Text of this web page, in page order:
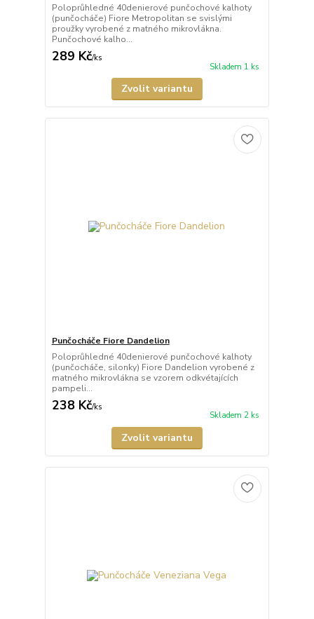
Poloprůhledné 40denierové punčochové kalhoty
(punčocháče) Fiore Metropolitan se svislými
proužky vyrobené z matného mikrovlákna.
Punčochové kalho...
289 Kč/ks
Skladem 1 ks
Zvolit variantu
Punčocháče Fiore Dandelion
Poloprůhledné 40denierové punčochové kalhoty
(punčocháče, silonky) Fiore Dandelion vyrobené z
matného mikrovlákna se vzorem odkvétajících
pampeli...
238 Kč/ks
Skladem 2 ks
Zvolit variantu